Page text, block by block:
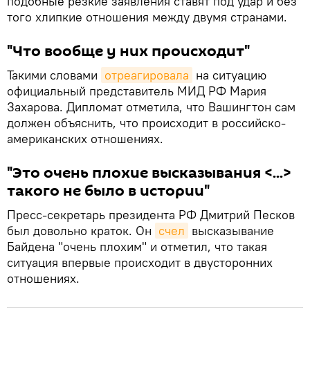
того хлипкие отношения между двумя странами.
"Что вообще у них происходит"
Такими словами отреагировала на ситуацию
официальный представитель МИД РФ Мария
Захарова. Дипломат отметила, что Вашингтон сам
должен объяснить, что происходит в российско-
американских отношениях.
"Это очень плохие высказывания <...>
такого не было в истории"
Пресс-секретарь президента РФ Дмитрий Песков
был довольно краток. Он счел высказывание
Байдена "очень плохим" и отметил, что такая
ситуация впервые происходит в двусторонних
отношениях.